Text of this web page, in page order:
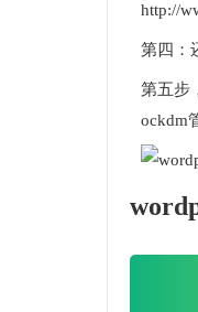
http://
第四：
第五步
ockdm